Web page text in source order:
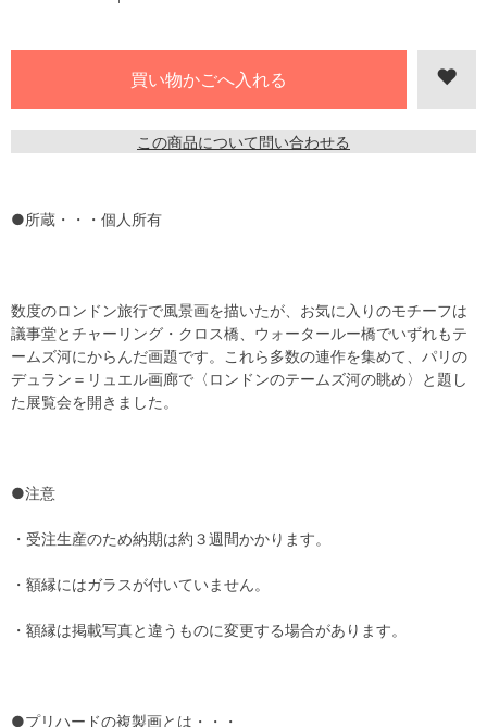
この商品について問い合わせる
●所蔵・・・個人所有
数度のロンドン旅行で風景画を描いたが、お気に入りのモチーフは
議事堂とチャーリング・クロス橋、ウォータールー橋でいずれもテ
ームズ河にからんだ画題です。これら多数の連作を集めて、パリの
デュラン＝リュエル画廊で〈ロンドンのテームズ河の眺め〉と題し
た展覧会を開きました。
●注意
・受注生産のため納期は約３週間かかります。
・額縁にはガラスが付いていません。
・額縁は掲載写真と違うものに変更する場合があります。
●プリハードの複製画とは・・・